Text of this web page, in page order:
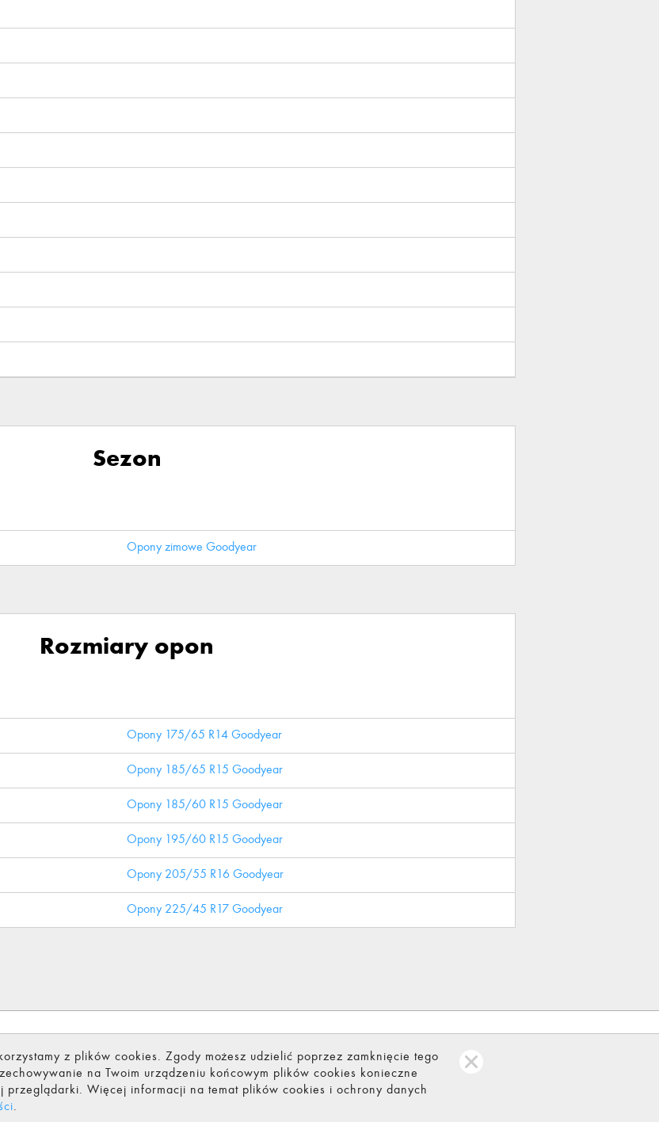
Sezon
Opony zimowe Goodyear
Rozmiary opon
Opony 175/65 R14 Goodyear
Opony 185/65 R15 Goodyear
Opony 185/60 R15 Goodyear
Opony 195/60 R15 Goodyear
Opony 205/55 R16 Goodyear
Opony 225/45 R17 Goodyear
Obsługa klientaOdstąpienie od umowy (wymiana i zwrot)Reklamacja gwarancyjnaDostępność cyfrowa
Korzystanie z serwisu oznacza akceptacjęregulaminu . Informacje o plikach
z plików cookies. Zgody możesz udzielić poprzez zamknięcie tego
na Twoim urządzeniu końcowym plików cookies konieczne
przeglądarki. Więcej informacji na temat plików cookies i ochrony danych
.